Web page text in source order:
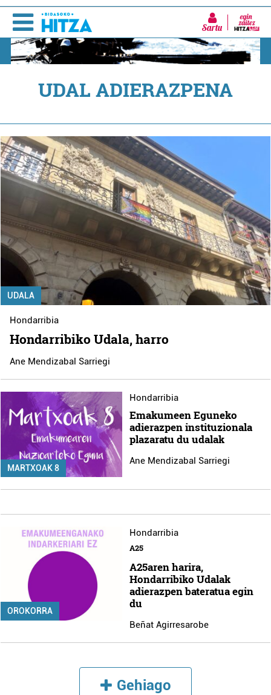
Sartu
UDAL ADIERAZPENA
UDALA
Hondarribia
Hondarribiko Udala, harro
Ane Mendizabal Sarriegi
MARTXOAK 8
Hondarribia
Emakumeen Eguneko
adierazpen instituzionala
plazaratu du udalak
Ane Mendizabal Sarriegi
OROKORRA
Hondarribia
A25
A25aren harira,
Hondarribiko Udalak
adierazpen bateratua egin
du
Beñat Agirresarobe
Gehiago